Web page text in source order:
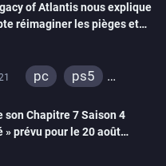
switch 2
of Atlantis nous explique
réimaginer les pièges et
pc
ps5
switch 2
son Chapitre 7 Saison 4
» prévu pour le 20 août